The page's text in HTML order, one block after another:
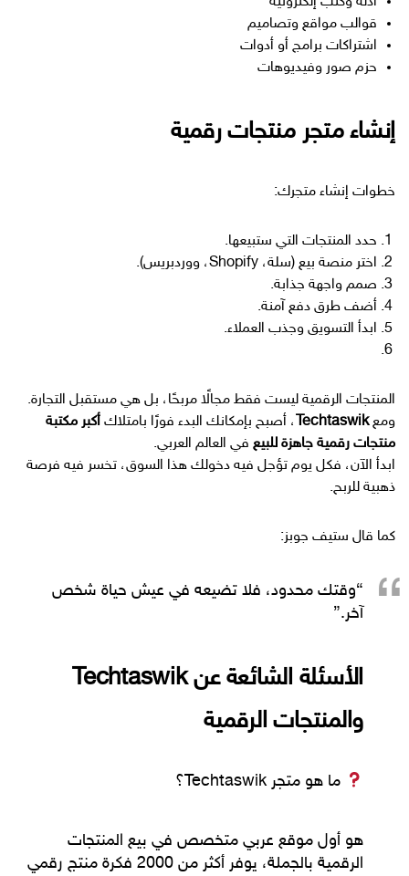
قوالب مواقع وتصاميم
اشتراكات برامج أو أدوات
حزم صور وفيديوهات
إنشاء متجر منتجات رقمية
خطوات إنشاء متجرك:
حدد المنتجات التي ستبيعها.
اختر منصة بيع (سلة، Shopify، ووردبريس).
صمم واجهة جذابة.
أضف طرق دفع آمنة.
ابدأ التسويق وجذب العملاء.
المنتجات الرقمية ليست فقط مجالًا مربحًا، بل هي مستقبل التجارة.
ومعTechtaswik ، أصبح بإمكانك البدء فورًا بامتلاك أكبر مكتبة
منتجات رقمية جاهزة للبيع في العالم العربي.
ابدأ الآن، فكل يوم تؤجل فيه دخولك هذا السوق، تخسر فيه فرصة
ذهبية للربح.
كما قال ستيف جوبز:
“وقتك محدود، فلا تضيعه في عيش حياة شخص
آخر.”
الأسئلة الشائعة عن Techtaswik
والمنتجات الرقمية
ما هو متجر Techtaswik؟
هو أول موقع عربي متخصص في بيع المنتجات
الرقمية بالجملة
، يوفر أكثر من 2000 فكرة منتج رقمي